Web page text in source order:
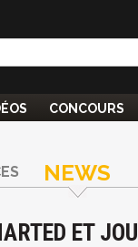
CONCOURS
NEWS
ET